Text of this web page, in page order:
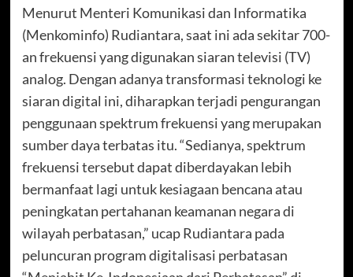
Menurut Menteri Komunikasi dan Informatika
(Menkominfo) Rudiantara, saat ini ada sekitar 700-
an frekuensi yang digunakan siaran televisi (TV)
analog. Dengan adanya transformasi teknologi ke
siaran digital ini, diharapkan terjadi pengurangan
penggunaan spektrum frekuensi yang merupakan
sumber daya terbatas itu. “Sedianya, spektrum
frekuensi tersebut dapat diberdayakan lebih
bermanfaat lagi untuk kesiagaan bencana atau
peningkatan pertahanan keamanan negara di
wilayah perbatasan,” ucap Rudiantara pada
peluncuran program digitalisasi perbatasan